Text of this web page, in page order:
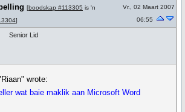
[boodskap #113305 is 'n
]
Vr., 02 Maart 2007
06:55
Senior Lid
wrote:
wat baie maklik aan Microsoft Word